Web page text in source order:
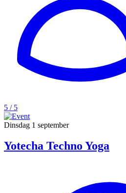
5 / 5
Dinsdag 1 september
Yotecha Techno Yoga